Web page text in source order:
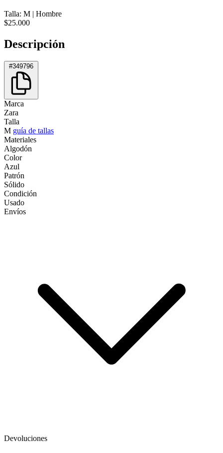
Talla: M | Hombre
$25.000
Descripción
#349796
Marca
Zara
Talla
M guía de tallas
Materiales
Algodón
Color
Azul
Patrón
Sólido
Condición
Usado
Envíos
Devoluciones